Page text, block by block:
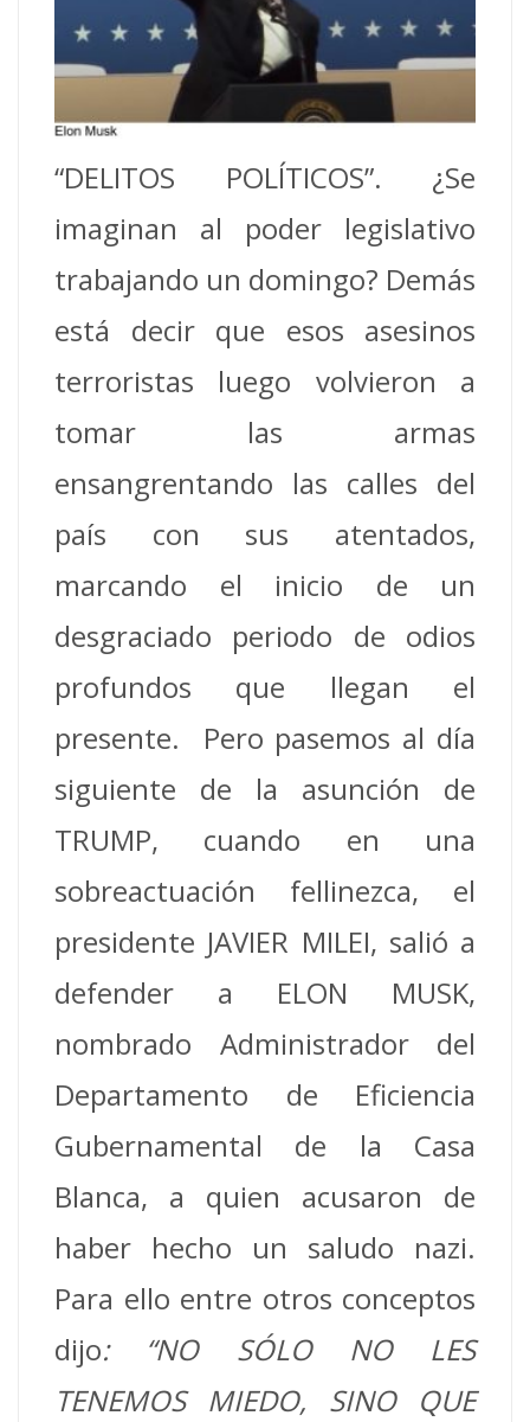
“DELITOS POLÍTICOS”. ¿Se
imaginan al poder legislativo
trabajando un domingo? Demás
está decir que esos asesinos
terroristas luego volvieron a
tomar las armas
ensangrentando las calles del
país con sus atentados,
marcando el inicio de un
desgraciado periodo de odios
profundos que llegan el
presente. Pero pasemos al día
siguiente de la asunción de
TRUMP, cuando en una
sobreactuación fellinezca, el
presidente JAVIER MILEI, salió a
defender a ELON MUSK,
nombrado Administrador del
Departamento de Eficiencia
Gubernamental de la Casa
Blanca, a quien acusaron de
haber hecho un saludo nazi.
Para ello entre otros conceptos
dijo: “NO SÓLO NO LES
TENEMOS MIEDO, SINO QUE